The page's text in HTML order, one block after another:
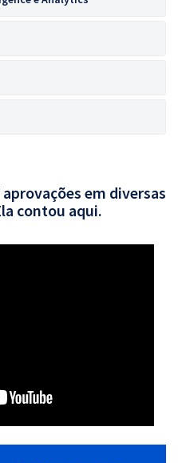
em diversas
contou aqui.